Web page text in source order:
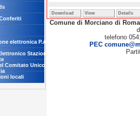
elettronica P.A.
Stazione
Comitato Unico
locali
Download View Details
Comune di Morciano di
telefono
PEC